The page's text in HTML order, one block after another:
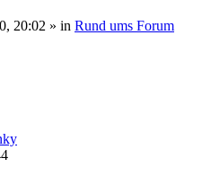
20:02 » in Rund ums Forum